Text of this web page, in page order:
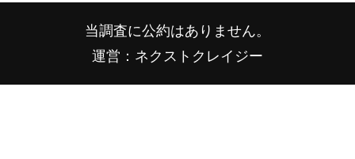
当調査に公約はありません。
運営：ネクストクレイジー